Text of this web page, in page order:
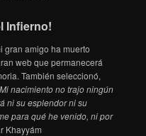
Infierno!
gran amigo ha muerto
web que permanecerá
También seleccionó,
nacimiento no trajo ningún
ni su esplendor ni su
para qué he venido, ni por
Khayyám